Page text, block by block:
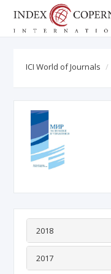
ICI World of Journals
2018
2017